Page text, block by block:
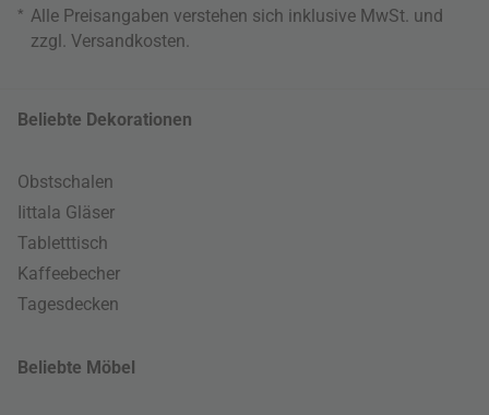
* Alle Preisangaben verstehen sich inklusive MwSt. und
zzgl. Versandkosten.
Beliebte Dekorationen
Obstschalen
Iittala Gläser
Tabletttisch
Kaffeebecher
Tagesdecken
Beliebte Möbel